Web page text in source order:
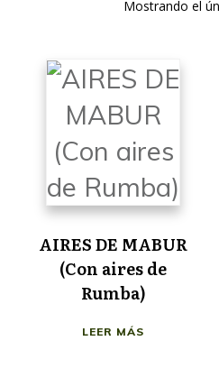
Mostrando el
AIRES DE MABUR
(Con aires de
Rumba)
LEER MÁS